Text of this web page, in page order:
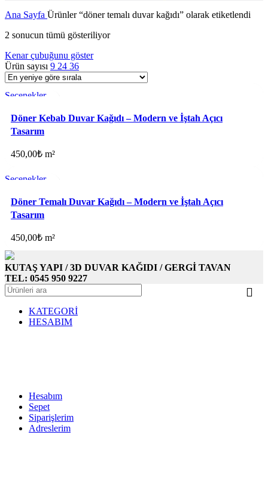
Ana Sayfa Ürünler “döner temalı duvar kağıdı” olarak etiketlendi
2 sonucun tümü gösteriliyor
Kenar çubuğunu göster
Ürün sayısı 9 24 36
Seçenekler
Döner Kebab Duvar Kağıdı – Modern ve İştah Açıcı
Tasarım
450,00₺ m²
Seçenekler
Döner Temalı Duvar Kağıdı – Modern ve İştah Açıcı
Tasarım
450,00₺ m²
KUTAŞ YAPI / 3D DUVAR KAĞIDI / GERGİ TAVAN
TEL: 0545 950 9227
KATEGORİ
HESABIM
Hesabım
Sepet
Siparişlerim
Adreslerim